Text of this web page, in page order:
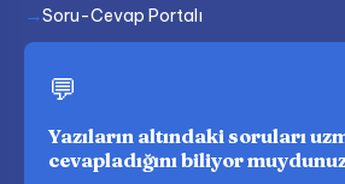
Soru-Cevap Portalı
💬
Yazıların altındaki soruları
cevapladığını biliyor